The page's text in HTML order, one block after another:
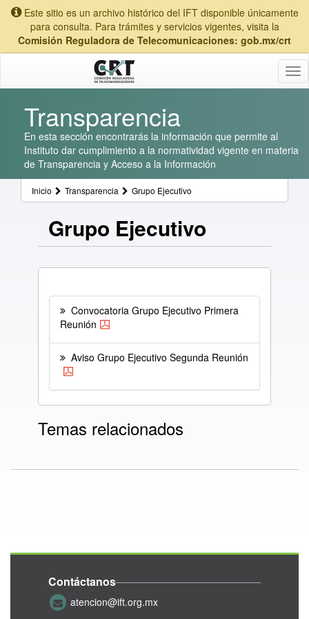
Este sitio es un archivo histórico del IFT disponible únicamente
para consulta. Para trámites y servicios vigentes, visita la
Comisión Reguladora de Telecomunicaciones: gob.mx/crt
Transparencia
En esta sección encontrarás la información que permite al
Instituto dar cumplimiento a la normatividad vigente en materia
de Transparencia y Acceso a la Información
Inicio Transparencia Grupo Ejecutivo
Grupo Ejecutivo
Convocatoria Grupo Ejecutivo Primera
Reunión
Aviso Grupo Ejecutivo Segunda Reunión
Temas relacionados
Contáctanos
atencion@ift.org.mx